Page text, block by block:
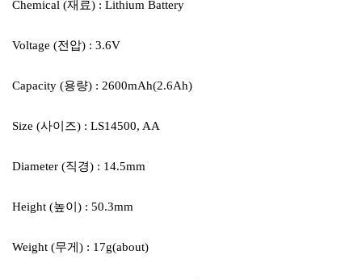
Chemical (재료) : Lithium Battery
Voltage (전압) : 3.6V
Capacity (용량) : 2600mAh(2.6Ah)
Size (사이즈) : LS14500, AA
Diameter (직경) : 14.5mm
Height (높이) : 50.3mm
Weight (무게) : 17g(about)